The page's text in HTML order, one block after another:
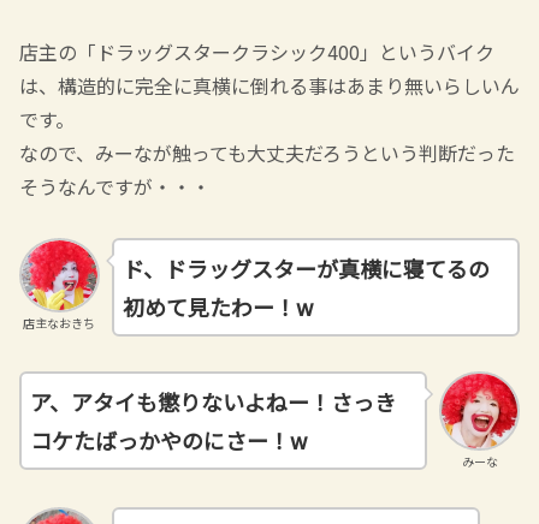
店主の「ドラッグスタークラシック400」というバイク
は、構造的に完全に真横に倒れる事はあまり無いらしいん
です。
なので、みーなが触っても大丈夫だろうという判断だった
そうなんですが・・・
店主なおきち
ド、ドラッグスターが真横に寝てるの
初めて見たわー！w
みーな
ア、アタイも懲りないよねー！さっき
コケたばっかやのにさー！w